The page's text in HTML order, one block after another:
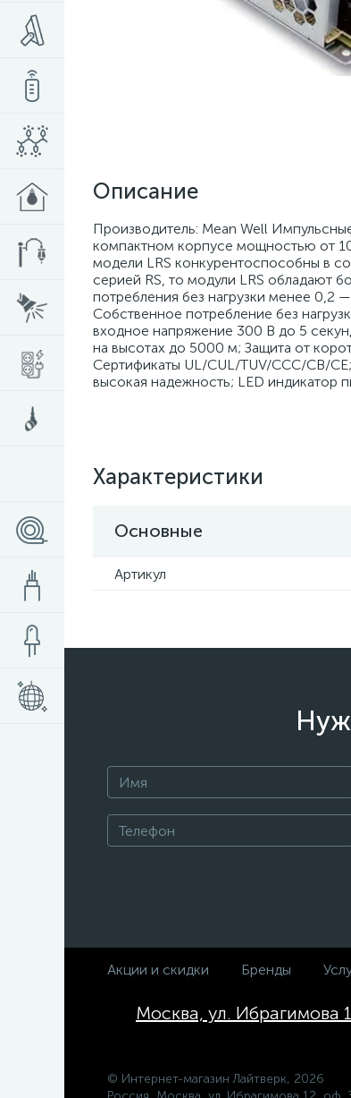
Описание
Производитель: Mean Well
компактном корпусе мощностью от
модели LRS конкурентоспособны в
серией RS, то модули LRS
потребления без нагрузки менее 0,2
Собственное потребление без
входное напряжение 300 В до 5
на высотах до 5000 м; Защита от
Сертификаты UL/CUL/TUV/CCC/CB/
высокая надежность; LED индикатор
Характеристики
Основные
Артикул
Акции и скидки Бренды
Москва, ул. Ибрагимова
© Интернет-магазин Лайтверк, 2026